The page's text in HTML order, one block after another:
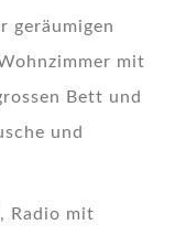
geräumigen
mit
Bett und
und
Radio mit